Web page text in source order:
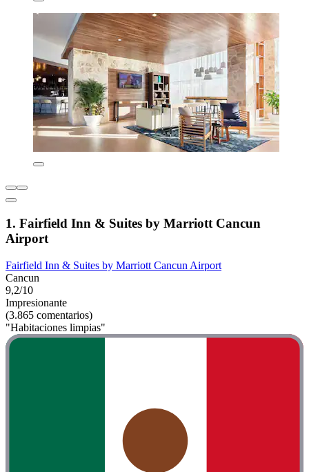
1. Fairfield Inn & Suites by Marriott Cancun
Airport
Fairfield Inn & Suites by Marriott Cancun Airport
Cancun
9,2/10
Impresionante
(3.865 comentarios)
"Habitaciones limpias"